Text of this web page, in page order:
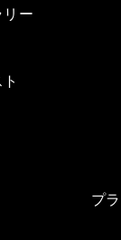
リー
プ